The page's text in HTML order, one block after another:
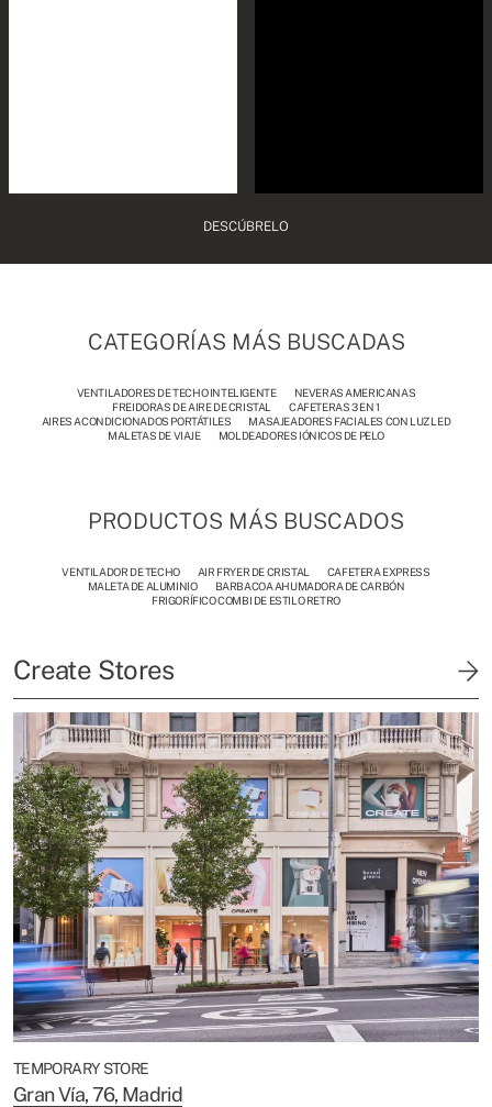
DESCÚBRELO
CATEGORÍAS MÁS BUSCADAS
VENTILADORES DE TECHO INTELIGENTE
NEVERAS AMERICANAS
FREIDORAS DE AIRE DE CRISTAL
CAFETERAS 3 EN 1
AIRES ACONDICIONADOS PORTÁTILES
MASAJEADORES FACIALES CON LUZ LED
MALETAS DE VIAJE
MOLDEADORES IÓNICOS DE PELO
PRODUCTOS MÁS BUSCADOS
VENTILADOR DE TECHO AIR FRYER DE CRISTAL
CAFETERA EXPRESS
MALETA DE ALUMINIO
BARBACOA AHUMADORA DE CARBÓN
FRIGORÍFICO COMBI DE ESTILO RETRO
Create Stores
TEMPORARY STORE
Gran Vía, 76, Madrid